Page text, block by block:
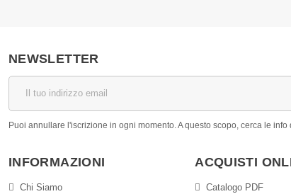
NEWSLETTER
Puoi annullare l'iscrizione in ogni momento. A questo scopo, cerca le
INFORMAZIONI
Chi Siamo
ACQUISTI
Catalogo PDF